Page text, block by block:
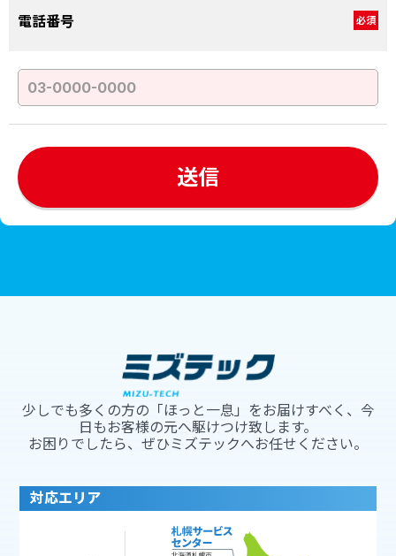
電話番号 必須
少しでも多くの方の「ほっと一息」をお届けすべく、今
日もお客様の元へ駆けつけ致します。
お困りでしたら、ぜひミズテックへお任せください。
対応エリア